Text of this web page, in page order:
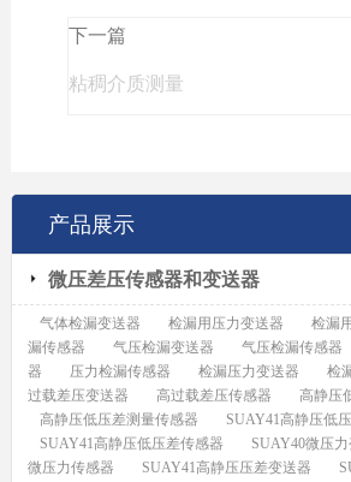
下一篇
粘稠介质测量
产品展示
微压差压传感器和变送器
气体检漏变送器 检漏用压力变送器 检漏
漏传感器
气压检漏变送器 气压检漏传感器
器
压力检漏传感器 检漏压力变送器 检
过载差压变送器
高过载差压传感器
高静压
高静压低压差测量传感器
SUAY41高静压低
SUAY41高静压低压差传感器
SUAY40微压
微压力传感器
SUAY41高静压压差变送器